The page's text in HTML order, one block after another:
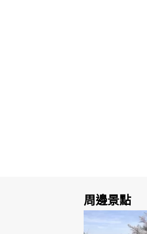
周邊景點